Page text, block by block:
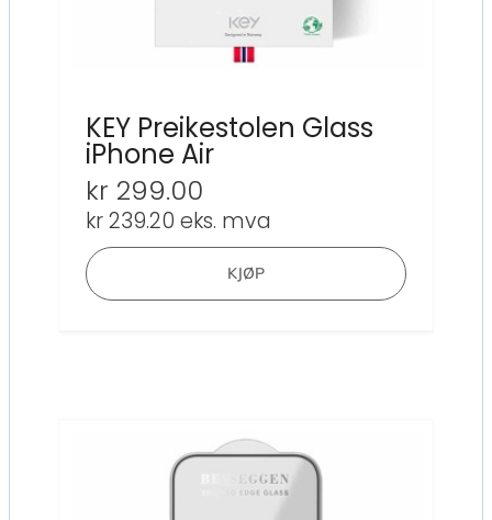
KEY Preikestolen Glass
iPhone Air
kr 299.00
kr239.20 eks. mva
KJØP